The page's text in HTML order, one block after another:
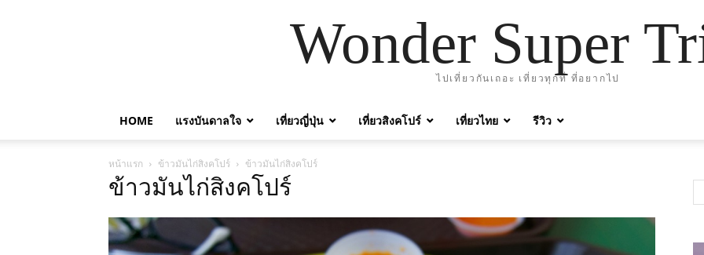
Wonder Super
ไปเที่ยวกันเถอะ เที่ยวทุกที่ ที่อยากไป
HOME แรงบันดาลใจ เที่ยวญี่ปุ่น เที่ยวสิงคโปร์ เที่ยวไทย รีวิว
หน้าแรก ข้าวมันไก่สิงคโปร์ ข้าวมันไก่สิงคโปร์
ข้าวมันไก่สิงคโปร์